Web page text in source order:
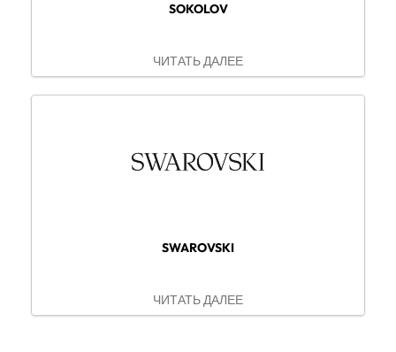
SOKOLOV
ЧИТАТЬ ДАЛЕЕ
SWAROVSKI
ЧИТАТЬ ДАЛЕЕ